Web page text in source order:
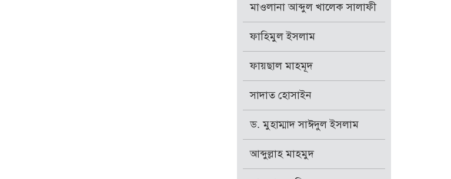
মাওলানা আব্দুল খালেক সালাফী
ফাহিমুল ইসলাম
ফায়ছাল মাহমূদ
সাদাত হোসাইন
ড. মুহাম্মাদ সাঈদুল ইসলাম
আব্দুল্লাহ মাহমুদ